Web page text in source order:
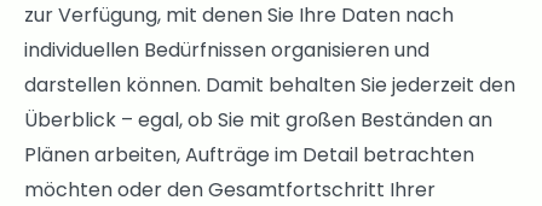
zur Verfügung, mit denen Sie Ihre Daten nach
individuellen Bedürfnissen organisieren und
darstellen können. Damit behalten Sie jederzeit den
Überblick – egal, ob Sie mit großen Beständen an
Plänen arbeiten, Aufträge im Detail betrachten
möchten oder den Gesamtfortschritt Ihrer